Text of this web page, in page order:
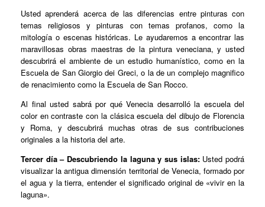
Usted aprenderá acerca de las diferencias entre pinturas con
temas religiosos y pinturas con temas profanos, como la
mitología o escenas históricas. Le ayudaremos a encontrar las
maravillosas obras maestras de la pintura veneciana, y usted
descubrirá el ambiente de un estudio humanístico, como en la
Escuela de San Giorgio dei Greci, o la de un complejo magnifico
de renacimiento como la Escuela de San Rocco.
Al final usted sabrá por qué Venecia desarrolló la escuela del
color en contraste con la clásica escuela del dibujo de Florencia
y Roma, y descubrirá muchas otras de sus contribuciones
originales a la historia del arte.
Tercer día – Descubriendo la laguna y sus islas: Usted podrá
visualizar la antigua dimensión territorial de Venecia, formado por
el agua y la tierra, entender el significado original de «vivir en la
laguna».